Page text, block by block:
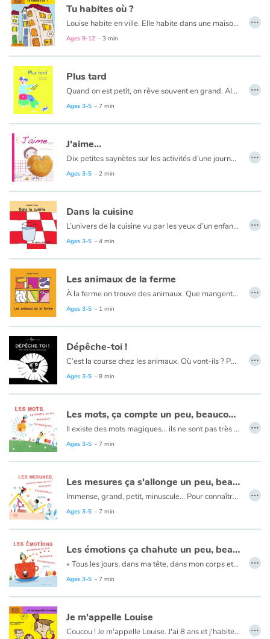
Love and friendship
Social issues
Emotions and feelings
Formats and illustrations
Catalogue anglais
Contraste +
Help
Home
Family
Schools
Libraries
Videos & Tutorials
Blog
Learn french with Storyplay'r
French book lists for children
Reading for children
Activities and workshops
Dyslexia and reading disorders
Tu habites où ?
Louise habite en ville. Elle habite dans une maison mitoyenne dans un quartier tranquille au Limpertsberg. Elle a sa chambre mansardée au 2e étage, sous le toit. De sa fenêtre, elle a une belle vue sur la ville.
Ages 9-12 - 3 min
…
Plus tard
Quand on est petit, on rêve souvent en grand. Alors, en attendant de pouvoir concrétiser ses rêves grandeur nature, on s’adapte et on les réalise à notre échelle. On devient pompier de bougies, chanteur sous la douche ou encore coiffeur de peluches.
Plus tard, tu voudrais faire quoi ? À cette question, toujours un peu trop pressante et bien assez tôt posée à un enfant, le duo Séverine Vidal et Audrey Calleja répond par un joli pied de nez.
Ages 3-5 - 7 min
…
J'aime...
Dix petites saynètes sur les activités d’une journée et sur les petits plaisirs de l’enfance, le câlin du matin, la pêche à la grenouille le bain, les jeux du square, l’histoire du soir…
Ages 3-5 - 2 min
…
Dans la cuisine
L’univers de la cuisine vu par les yeux d’un enfant pour jouer sur le principe des contraires.
Ages 3-5 - 4 min
…
Les animaux de la ferme
À la ferme on trouve des animaux. Que mangent-ils ? Que produisent-ils ?
Ages 3-5 - 1 min
…
Dépêche-toi !
C’est la course chez les animaux. Où vont-ils ? Pourquoi tant d’empressement ? Les motifs et le noir et blanc sont mis à contribution pour faire vivre cet imagier animalier. Arriveront-ils à temps pour la lecture du soir ? Vous le découvrirez si vous restez jusqu’à la fin.
Ages 3-5 - 8 min
…
Les mots, ça compte un peu, beaucoup, énormément...
Il existe des mots magiques… ils ne sont pas très grands mais ils ont des pouvoirs stupéfiants ! Certains font sourire, rassurent, encouragent, ouvrent les cœurs… Pour cela, il faut savoir les utiliser au bon moment !
Ages 3-5 - 7 min
…
Les mesures ça s'allonge un peu, beaucoup, énormément...
Immense, grand, petit, minuscule… Pour connaître la taille d’une personne, d’un objet, d’une chose… il faut mesurer. Oui, d’accord ! Mais comment se représenter un micron, un millimètre… un centimètre ?
À partir d’exemples sensibles et drôles choisis à hauteur d’enfant, cet album met les notions abstraites de mesure et de distance à la portée des plus jeunes.
Ages 3-5 - 7 min
…
Les émotions ça chahute un peu, beaucoup, énormément...
« Tous les jours, dans ma tête, dans mon corps et dans mon cœur, c'est un tourbillon d'émotions. »
En route à l’assaut de ces sentiments impalpables et confus !
Ages 3-5 - 7 min
…
Je m'appelle Louise
Coucou ! Je m'appelle Louise. J'ai 8 ans et j'habite au Limpertsberg avec mon père, ma mère et mes trois sœurs : Léonie, Anna et Aline. Je n'ai pas de frère, dommage. …